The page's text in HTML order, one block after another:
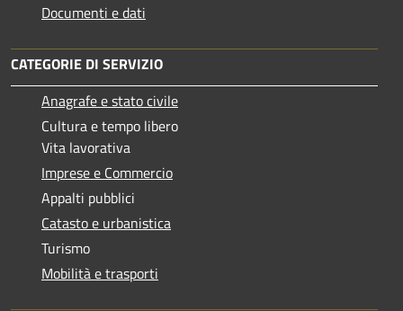
Documenti e dati
CATEGORIE DI SERVIZIO
Anagrafe e stato civile
Cultura e tempo libero
Vita lavorativa
Imprese e Commercio
Appalti pubblici
Catasto e urbanistica
Turismo
Mobilità e trasporti